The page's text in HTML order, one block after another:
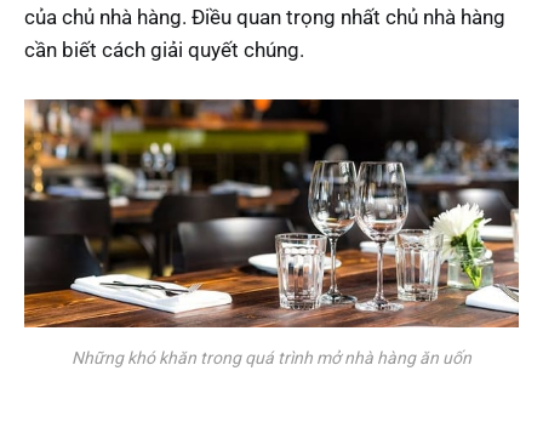
của chủ nhà hàng. Điều quan trọng nhất chủ nhà hàng
cần biết cách giải quyết chúng.
Những khó khăn trong quá trình mở nhà hàng ăn uốn